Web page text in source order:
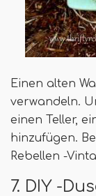
Einen alten
verwandeln.
einen Teller,
hinzufügen.
Rebellen -
7. DIY -